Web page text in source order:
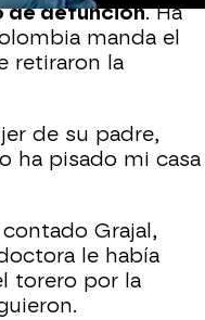
defunción. Ha
manda el
retiraron la
de su padre,
ha pisado mi casa
Grajal,
le había
torero por la